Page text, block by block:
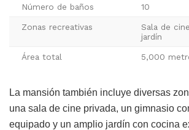
Número de baños 10
Zonas recreativas
Sala de
jardín
Área total 5,000
La mansión también incluye diversas
una sala de cine privada, un gimnasio
equipado y un amplio jardín con cocina